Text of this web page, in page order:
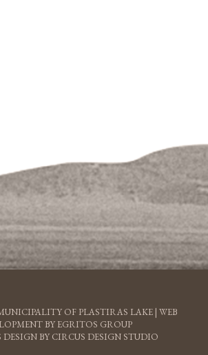
OF PLASTIRAS LAKE | WEB
BY EGRITOS GROUP
BY CIRCUS DESIGN STUDIO